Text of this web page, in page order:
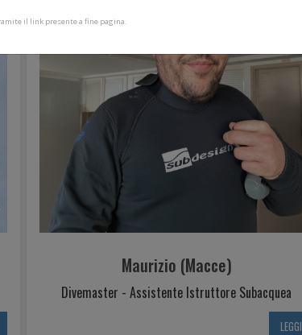
Maurizio (Macce)
Divemaster - Assistente Istruttore Subacquea
LEGGI
il link presente a fine pagina.